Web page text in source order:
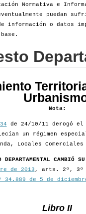
Normativa e
puedan
o datos
Nota:
de 24/10/11 derogó
un régimen
Locales
CAMBIÓ
de 2013 , arts. 2º, 3º
34.889 de 5 de
Libro II